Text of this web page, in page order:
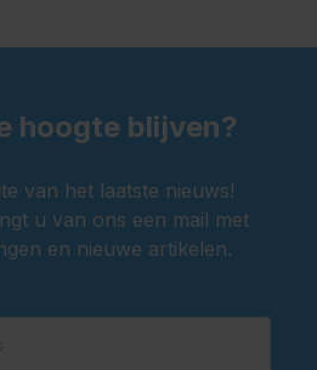
hoogte blijven?
van het laatste nieuws!
u van ons een mail met
en nieuwe artikelen.